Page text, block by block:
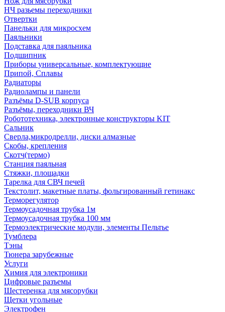
НЧ разьемы переходники
Отвертки
Панельки для микросхем
Паяльники
Подставка для паяльника
Подшипник
Приборы универсальные, комплектующие
Припой, Сплавы
Радиаторы
Радиолампы и панели
Разъёмы D-SUB корпуса
Разъёмы, переходники ВЧ
Робототехника, электронные конструкторы KIT
Сальник
Сверла,микродрелли, диски алмазные
Скобы, крепления
Скотч(термо)
Станция паяльная
Стяжки, площадки
Тарелка для СВЧ печей
Текстолит, макетные платы, фольгированный гетинакс
Терморегулятор
Термоусадочная трубка 1м
Термоусадочная трубка 100 мм
Термоэлектрические модули, элементы Пельтье
Тумблера
Тэны
Тюнера зарубежные
Услуги
Химия для электроники
Цифровые разъемы
Шестеренка для мясорубки
Щетки угольные
Электрофен